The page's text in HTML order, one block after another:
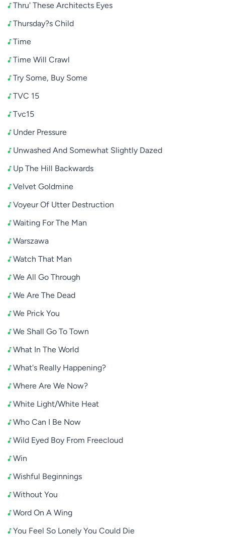
Thru' These Architects Eyes
Thursday?s Child
Time
Time Will Crawl
Try Some, Buy Some
TVC 15
Tvc15
Under Pressure
Unwashed And Somewhat Slightly Dazed
Up The Hill Backwards
Velvet Goldmine
Voyeur Of Utter Destruction
Waiting For The Man
Warszawa
Watch That Man
We All Go Through
We Are The Dead
We Prick You
We Shall Go To Town
What In The World
What's Really Happening?
Where Are We Now?
White Light/White Heat
Who Can I Be Now
Wild Eyed Boy From Freecloud
Win
Wishful Beginnings
Without You
Word On A Wing
You Feel So Lonely You Could Die